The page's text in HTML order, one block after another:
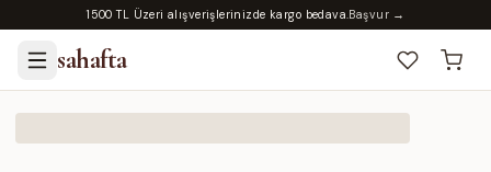
1500 TL Üzeri alışverişlerinizde kargo bedava.Başvur →
sahafta